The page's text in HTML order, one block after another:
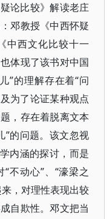
论比较》解读老庄
邓教授《中西怀疑
中西文化比较十一
体现了该书对中国
”的理解存在着“问
为了论证某种观点
，存在着脱离文本
”的问题。该文忽视
内涵的探讨，而是
不动心”、“濠梁之
，对理性表现出较
自欺性。邓文把当